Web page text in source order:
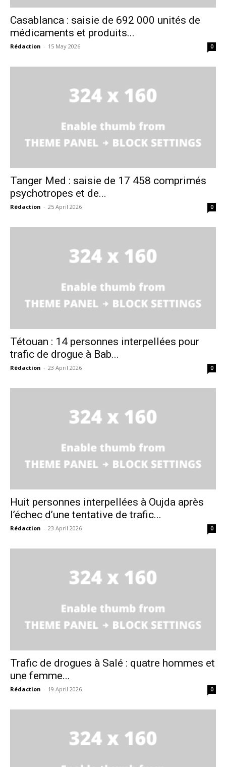
le1.ma
Casablanca : saisie de 692 000 unités de
médicaments et produits...
Rédaction - 15 May 2026 0
Tanger Med : saisie de 17 458 comprimés
psychotropes et de...
Rédaction - 25 April 2026 0
Tétouan : 14 personnes interpellées pour
trafic de drogue à Bab...
Rédaction - 23 April 2026 0
Huit personnes interpellées à Oujda après
l’échec d’une tentative de trafic...
Rédaction - 23 April 2026 0
Trafic de drogues à Salé : quatre hommes et
une femme...
Rédaction - 19 April 2026 0